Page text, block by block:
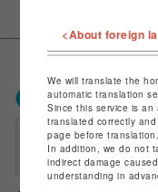
ポケパル払いで 0〜0 ポ
（1P=1円）※キャンペー
会員登録後、ポケパル払い初
最大1,500円分ポイ
<About foreign
We will translate the
automatic translation
Since this service is an
translated correctly
page before translation.
In addition, we do not
indirect damage
understanding in